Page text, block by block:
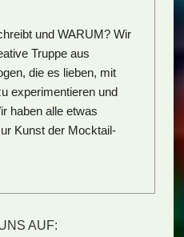
und WARUM? Wir
Truppe aus
die es lieben, mit
experimentieren und
haben alle etwas
Kunst der Mocktail-
AUF: